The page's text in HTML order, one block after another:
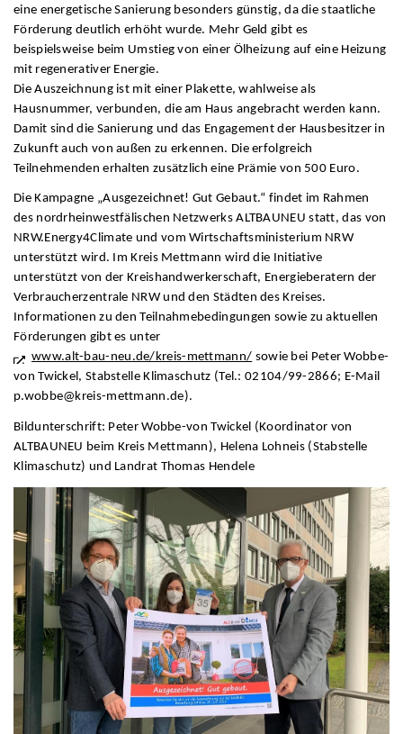
eine energetische Sanierung besonders günstig, da die staatliche
Förderung deutlich erhöht wurde. Mehr Geld gibt es
beispielsweise beim Umstieg von einer Ölheizung auf eine Heizung
mit regenerativer Energie.
Die Auszeichnung ist mit einer Plakette, wahlweise als
Hausnummer, verbunden, die am Haus angebracht werden kann.
Damit sind die Sanierung und das Engagement der Hausbesitzer in
Zukunft auch von außen zu erkennen. Die erfolgreich
Teilnehmenden erhalten zusätzlich eine Prämie von 500 Euro.
Die Kampagne „Ausgezeichnet! Gut Gebaut.“ findet im Rahmen
des nordrheinwestfälischen Netzwerks ALTBAUNEU statt, das von
NRW.Energy4Climate und vom Wirtschaftsministerium NRW
unterstützt wird. Im Kreis Mettmann wird die Initiative
unterstützt von der Kreishandwerkerschaft, Energieberatern der
Verbraucherzentrale NRW und den Städten des Kreises.
Informationen zu den Teilnahmebedingungen sowie zu aktuellen
Förderungen gibt es unter
www.alt-bau-neu.de/kreis-mettmann/ sowie bei Peter Wobbe-
von Twickel, Stabstelle Klimaschutz (Tel.: 02104/99-2866; E-Mail
p.wobbe@kreis-mettmann.de).
Bildunterschrift: Peter Wobbe-von Twickel (Koordinator von
ALTBAUNEU beim Kreis Mettmann), Helena Lohneis (Stabstelle
Klimaschutz) und Landrat Thomas Hendele